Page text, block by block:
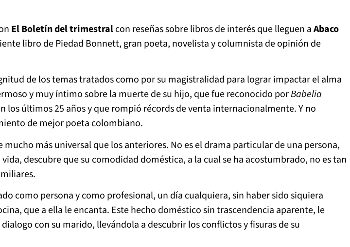
El Boletín del trimestralcon reseñas sobre libros de interés que lleguen aAbaco
libro de Piedad Bonnett, gran poeta, novelista y columnista de opinión de
de los temas tratados como por su magistralidad para lograr impactar el alma
y muy íntimo sobre la muerte de su hijo, que fue reconocido porBabelia
los últimos 25 años y que rompió récords de venta internacionalmente. Y no
de mejor poeta colombiano.
mucho más universal que los anteriores. No es el drama particular de una persona,
descubre que su comodidad doméstica, a la cual se ha acostumbrado, no es tan
como persona y como profesional, un día cualquiera, sin haber sido siquiera
que a ella le encanta. Este hecho doméstico sin trascendencia aparente, le
con su marido, llevándola a descubrir los conflictos y fisuras de su